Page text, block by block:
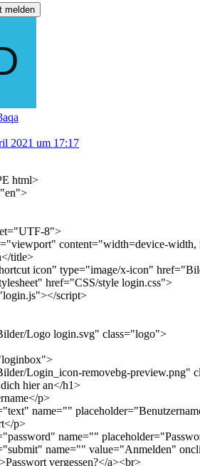
melden
2021 um 17:17
html>
8">
content="width=device-
title>
icon" type="image/x-icon"
href="CSS/style login.css">
script>
Logo login.svg" class="logo">
Login_icon-removebg-preview.png"
hier an</h1>
p>
name=""
p>
name=""
name="" value="Anmelden"
vergessen?</a><br>